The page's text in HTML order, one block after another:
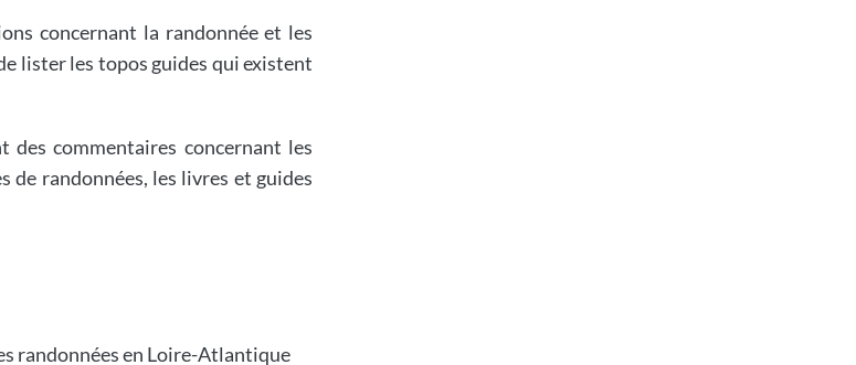
concernant la randonnée et les
lister les topos guides qui existent
des commentaires concernant les
de randonnées, les livres et guides
randonnées en Loire-Atlantique